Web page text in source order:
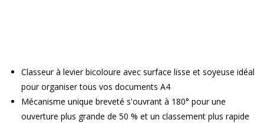
Classeur à levier bicoloure avec surface lisse et soyeuse idéal
pour organiser tous vos documents A4
Mécanisme unique breveté s'ouvrant à 180° pour une
ouverture plus grande de 50 % et un classement plus rapide